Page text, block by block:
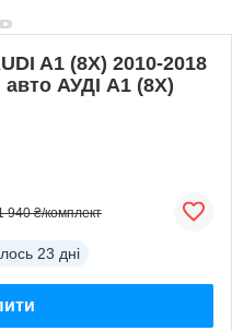
A1 (8X) 2010-2018
АУДІ А1 (8Х)
940 ₴/комплект
23 дні